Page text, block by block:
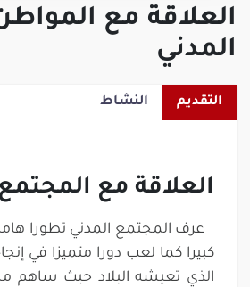
العلاقة مع
المدني
التقديم النشاط
العلاقة مع
عرف المجتمع المدني تطورا هاما
كبيرا كما لعب دورا متميزا في
الذي تعيشه البلاد حيث ساهم